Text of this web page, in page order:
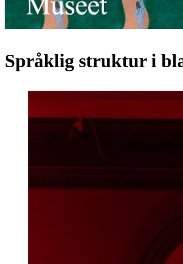
Språklig struktur i